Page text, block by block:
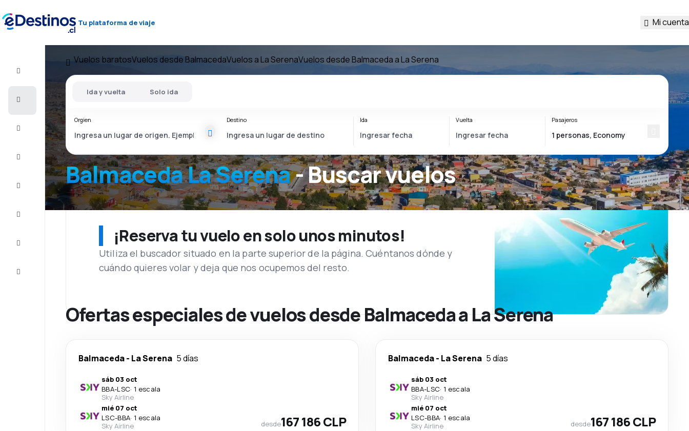
Tu plataforma de viaje Mi cuenta
baratos
Alojamientos
Ofertas
Completa
Vuelos baratosVuelos desde BalmacedaVuelos a La SerenaVuelos desde Balmaceda a La Serena
Balmaceda La Serena- Buscar vuelos
Ida y vuelta Solo ida
Orgien Destino Ida Vuelta Pasajeros
¡Reserva tu vuelo en solo unos minutos!
Utiliza el buscador situado en la parte superior de la página. Cuéntanos dónde y
cuándo quieres volar y deja que nos ocupemos del resto.
Ofertas especiales de vuelos desde Balmaceda a La Serena
Balmaceda- La Serena 5 días
sáb 03 oct
BBA-LSC· 1 escala
Sky Airline
mié 07 oct
LSC-BBA· 1 escala
Sky Airline
desde167 186 CLP
Balmaceda- La Serena 5 días
sáb 03 oct
BBA-LSC· 1 escala
Sky Airline
mié 07 oct
LSC-BBA· 1 escala
Sky Airline
desde167 186 CLP